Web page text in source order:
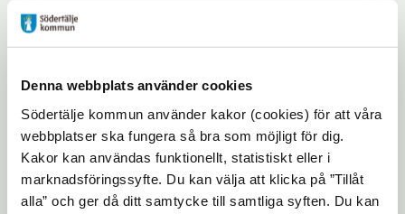
Denna webbplats använder cookies
Södertälje kommun använder kakor (cookies) för att våra
webbplatser ska fungera så bra som möjligt för dig.
Kakor kan användas funktionellt, statistiskt eller i
marknadsföringssyfte. Du kan välja att klicka på ”Tillåt
alla” och ger då ditt samtycke till samtliga syften. Du kan
effektiv organisation och verksamhet
finansiella resurser
Hur parerar och möter styrelsen och
ledningen de snabba skiften och
komplexa utmaningar som dyker upp.